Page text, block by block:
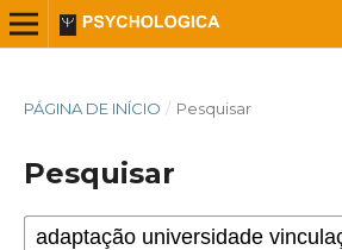
PÁGINA DE INÍCIO / Pesquisar
Pesquisar